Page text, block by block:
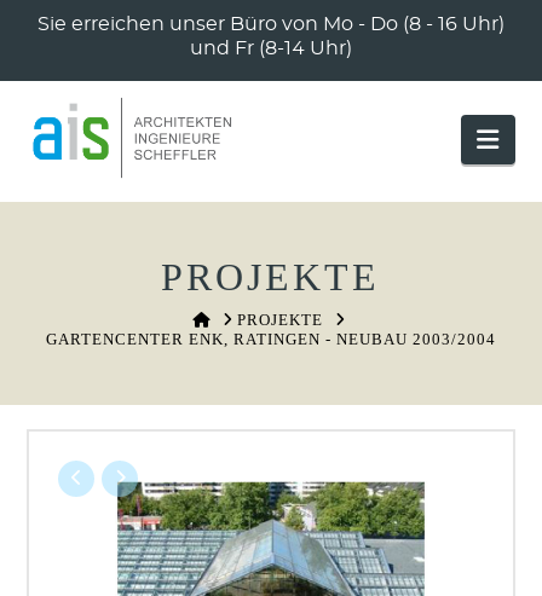
Sie erreichen unser Büro von Mo - Do (8 - 16 Uhr)
und Fr (8-14 Uhr)
PROJEKTE
HOMEPROJEKTE
GARTENCENTER ENK, RATINGEN - NEUBAU 2003/2004